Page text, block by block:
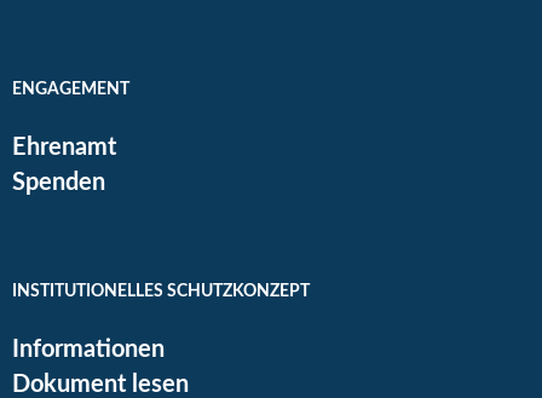
ENGAGEMENT
Ehrenamt
Spenden
INSTITUTIONELLES SCHUTZKONZEPT
Informationen
Dokument lesen